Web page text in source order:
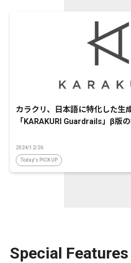
カラクリ、日本語に特化した生
「KARAKURI Guardrails」β版
2024/12/26
Today's PICK UP
Special Features